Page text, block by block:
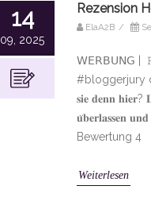
14
09, 2025
Rezension
ElaA2B /
𝖶𝖤𝖱𝖡𝖴𝖭𝖦 |
#bloggerjury
𝐬𝐢𝐞 𝐝𝐞𝐧𝐧
𝐮̈𝐛𝐞𝐫𝐥𝐚𝐬𝐬𝐞𝐧
Bewertung 4
Weiterlesen